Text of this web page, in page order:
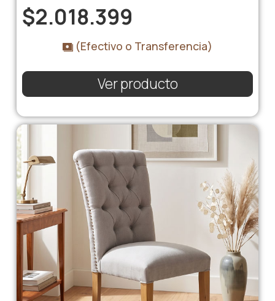
$2.018.399
(Efectivo o Transferencia)
Ver producto